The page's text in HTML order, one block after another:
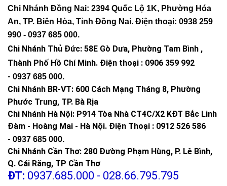
Chi Nhánh Đồng Nai: 2394 Quốc Lộ 1K, Phường Hóa
An, TP. Biên Hòa, Tỉnh Đồng Nai. Điện thoại: 0938 259
990 - 0937 685 000.
Chi Nhánh Thủ Đức: 58E Gò Dưa, Phường Tam Bình ,
Thành Phố Hồ Chí Minh. Điện thoại : 0906 359 992
- 0937 685 000.
Chi Nhánh BR-VT: 600 Cách Mạng Tháng 8, Phường
Phước Trung, TP. Bà Rịa
Chi Nhánh Hà Nội: P914 Tòa Nhà CT4C/X2 KĐT Bắc Linh
Đàm - Hoàng Mai - Hà Nội. Điện Thoại : 0912 526 586
- 0937 685 000.
Chi Nhánh Cần Thơ: 280 Đường Phạm Hùng, P. Lê Bình,
Q. Cái Răng, TP Cần Thơ
ĐT: 0937.685.000 - 028.66.795.795